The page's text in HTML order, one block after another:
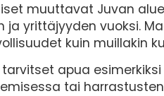
muuttavat Juvan
ja yrittäjyyden vuoksi.
kuin muillakin
tarvitset apua
tai